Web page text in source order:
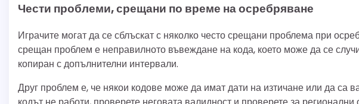
Чести проблеми, срещани по време на осребряване
Играчите могат да се сблъскат с няколко често срещани проблема при
срещан проблем е неправилното въвеждане на кода, което може да се
копиран с допълнителни интервали.
Друг проблем е, че някои кодове може да имат дати на изтичане или да са